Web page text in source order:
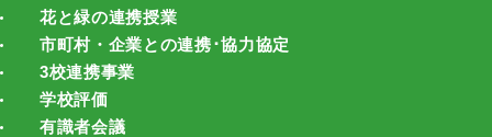
花と緑の連携授業
市町村・企業との連携･協力協定
3校連携事業
学校評価
有識者会議